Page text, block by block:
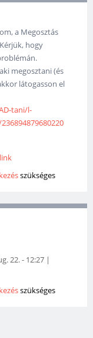
a Megosztás
hogy
megosztani (és
látogasson el
tani/l-
szükséges
22. - 12:27 |
szükséges